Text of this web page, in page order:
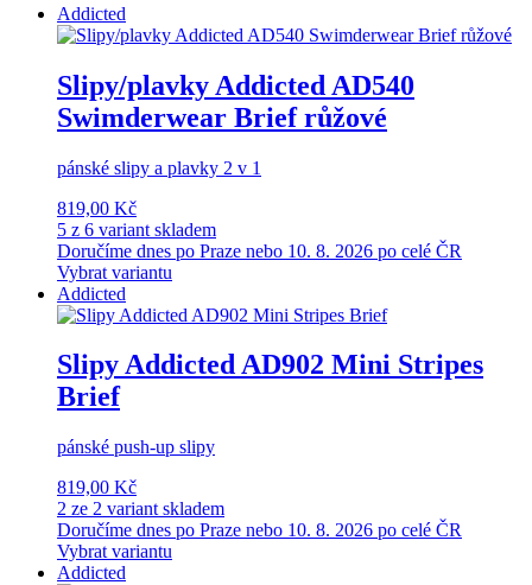
Addicted
Slipy/plavky Addicted AD540
Swimderwear Brief růžové
pánské slipy a plavky 2 v 1
819,00 Kč
5 z 6 variant skladem
Doručíme dnes po Praze nebo 10. 8. 2026 po celé ČR
Vybrat variantu
Addicted
Slipy Addicted AD902 Mini Stripes
Brief
pánské push-up slipy
819,00 Kč
2 ze 2 variant skladem
Doručíme dnes po Praze nebo 10. 8. 2026 po celé ČR
Vybrat variantu
Addicted